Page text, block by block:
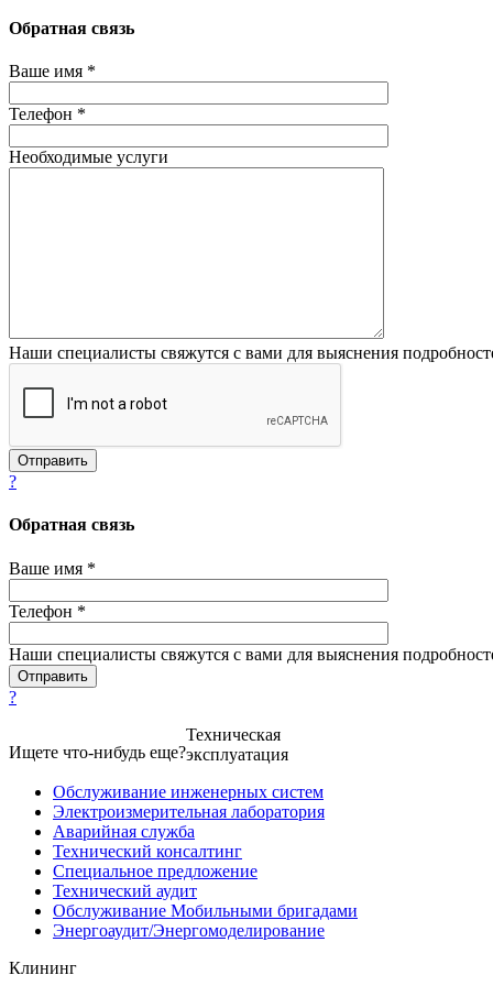
Обратная связь
Ваше имя *
Телефон *
Необходимые услуги
Наши специалисты свяжутся с вами для выяснения
?
Обратная связь
Ваше имя *
Телефон *
Наши специалисты свяжутся с вами для выяснения
?
Ищете что-нибудь еще?
Техническая
эксплуатация
Обслуживание инженерных систем
Электроизмерительная лаборатория
Аварийная служба
Технический консалтинг
Специальное предложение
Технический аудит
Обслуживание Мобильными бригадами
Энергоаудит/Энергомоделирование
Клининг